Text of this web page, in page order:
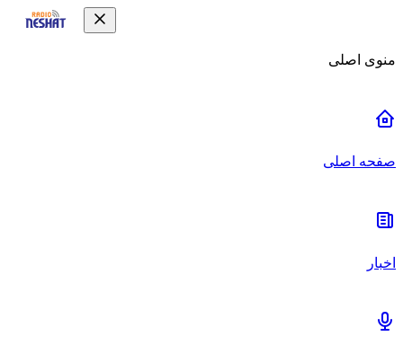
منوی اصلی
صفحه اصلی
اخبار